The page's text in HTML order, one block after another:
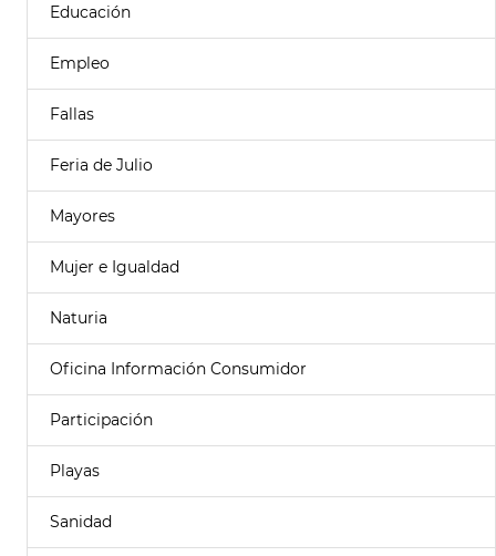
Educación
Empleo
Fallas
Feria de Julio
Mayores
Mujer e Igualdad
Naturia
Oficina Información Consumidor
Participación
Playas
Sanidad